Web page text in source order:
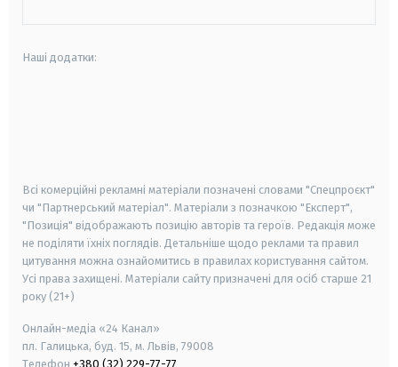
Наші додатки:
Всі комерційні рекламні матеріали позначені словами "Спецпроєкт"
чи "Партнерський матеріал". Матеріали з позначкою "Експерт",
"Позиція" відображають позицію авторів та героїв. Редакція може
не поділяти їхніх поглядів. Детальніше щодо реклами та правил
цитування можна ознайомитись в правилах користування сайтом.
Усі права захищені. Матеріали сайту призначені для осіб старше 21
року (21+)
Онлайн-медіа «24 Канал»
пл. Галицька, буд. 15, м. Львів, 79008
Телефон +380 (32) 229-77-77